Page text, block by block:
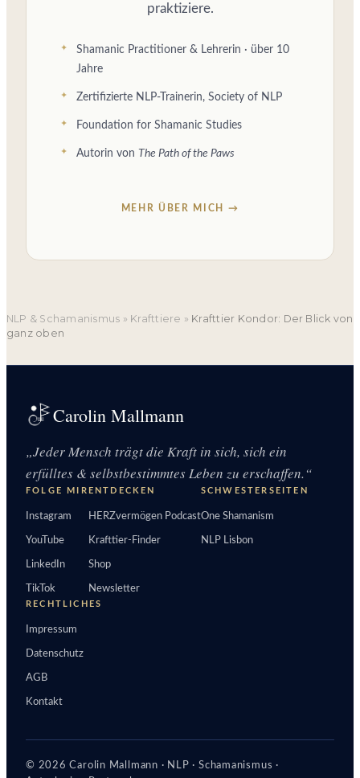
praktiziere.
Shamanic Practitioner & Lehrerin · über 10
Jahre
Zertifizierte NLP-Trainerin, Society of NLP
Foundation for Shamanic Studies
Autorin von The Path of the Paws
MEHR ÜBER MICH →
NLP & Schamanismus » Krafttiere » Krafttier Kondor: Der Blick von
ganz oben
Carolin Mallmann
„Jeder Mensch trägt die Kraft in sich, sich ein
erfülltes & selbstbestimmtes Leben zu erschaffen.“
FOLGE MIR
Instagram
YouTube
LinkedIn
TikTok
ENTDECKEN
HERZvermögen Podcast
Krafttier-Finder
Shop
Newsletter
SCHWESTERSEITEN
One Shamanism
NLP Lisbon
RECHTLICHES
Impressum
Datenschutz
AGB
Kontakt
© 2026 Carolin Mallmann · NLP · Schamanismus ·